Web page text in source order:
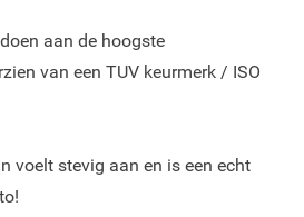
aan de hoogste
van een TUV keurmerk / ISO
voelt stevig aan en is een echt